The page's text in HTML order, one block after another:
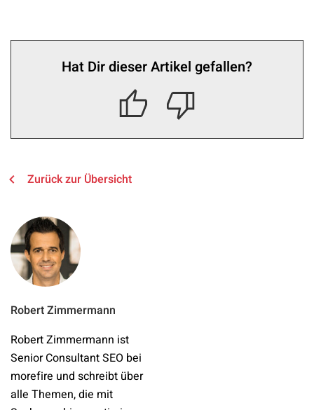
Hat Dir dieser Artikel gefallen?
Zurück zur Übersicht
Robert Zimmermann
Robert Zimmermann ist
Senior Consultant SEO bei
morefire und schreibt über
alle Themen, die mit